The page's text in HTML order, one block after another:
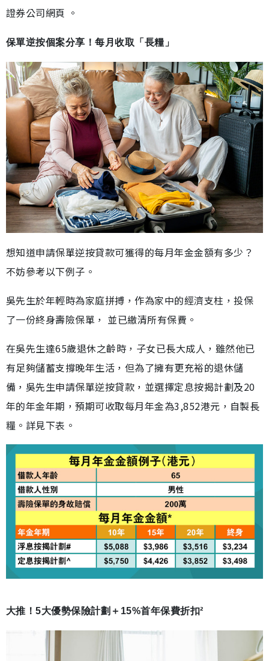
證券公司網頁 。
保單逆按個案分享！每月收取「長糧」
想知道申請保單逆按貸款可獲得的每月年金金額有多少？
不妨參考以下例子。
吳先生於年輕時為家庭拼搏，作為家中的經濟支柱，投保
了一份終身壽險保單， 並已繳清所有保費。
在吳先生達65歲退休之齡時，子女已長大成人，雖然他已
有足夠儲蓄支撐晚年生活，但為了擁有更充裕的退休儲
備，吳先生申請保單逆按貸款，並選擇定息按揭計劃及20
年的年金年期，預期可收取每月年金為3,852港元，自製長
糧。詳見下表。
大推！5大優勢保險計劃＋15%首年保費折扣²